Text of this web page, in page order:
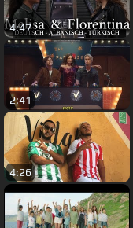
4:47
2:41
4:26